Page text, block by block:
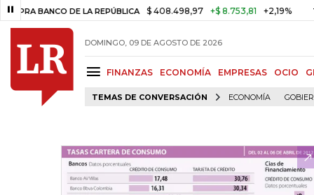
DE LA REPÚBLICA $ 408.498,97 +$ 8.753,81 +2,19% TASA DE
DOMINGO, 09 DE AGOSTO DE 2026
FINANZAS ECONOMÍA EMPRESAS OCIO
TEMAS DE CONVERSACIÓN ECONOMÍA